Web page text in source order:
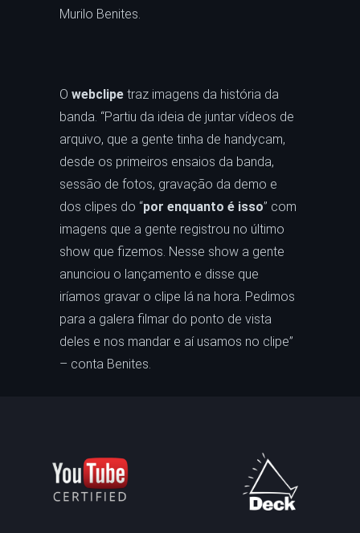
Murilo Benites.
O webclipe traz imagens da história da
banda. “Partiu da ideia de juntar vídeos de
arquivo, que a gente tinha de handycam,
desde os primeiros ensaios da banda,
sessão de fotos, gravação da demo e
dos clipes do “por enquanto é isso” com
imagens que a gente registrou no último
show que fizemos. Nesse show a gente
anunciou o lançamento e disse que
iríamos gravar o clipe lá na hora. Pedimos
para a galera filmar do ponto de vista
deles e nos mandar e aí usamos no clipe”
– conta Benites.